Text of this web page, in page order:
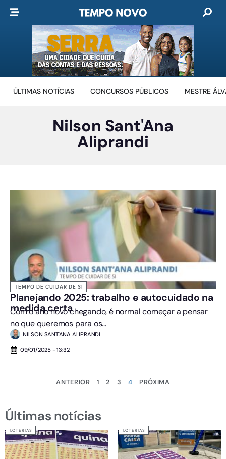
ÚLTIMAS NOTÍCIAS CONCURSOS PÚBLICOS MESTRE
Nilson Sant'Ana
Aliprandi
TEMPO DE CUIDAR DE SI
Planejando 2025: trabalho e autocuidado na
medida certa
Com o ano novo chegando, é normal começar a pensar
no que queremos para os...
NILSON SANT'ANA ALIPRANDI
09/01/2025 - 13:32
ANTERIOR 1 2 3 4 PRÓXIMA
Últimas notícias
LOTERIAS LOTERIAS